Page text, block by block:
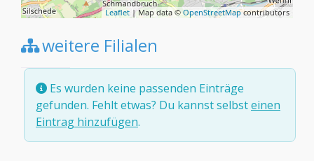
Leaflet | Map data © OpenStreetMapcontributors
weitere Filialen
Es wurden keine passenden Einträge
gefunden. Fehlt etwas? Du kannst selbsteinen
Eintrag hinzufügen.